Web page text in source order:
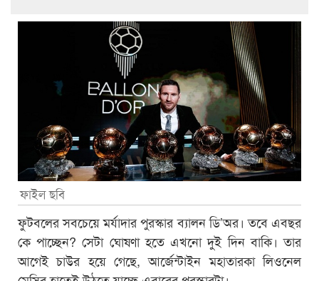
ফাইল ছবি
ফুটবলের সবচেয়ে মর্যাদার পুরস্কার ব্যালন ডি’অর। তবে এবছর
কে পাচ্ছেন? সেটা ঘোষণা হতে এখনো দুই দিন বাকি। তার
আগেই চাউর হয়ে গেছে, আর্জেন্টাইন মহাতারকা লিওনেল